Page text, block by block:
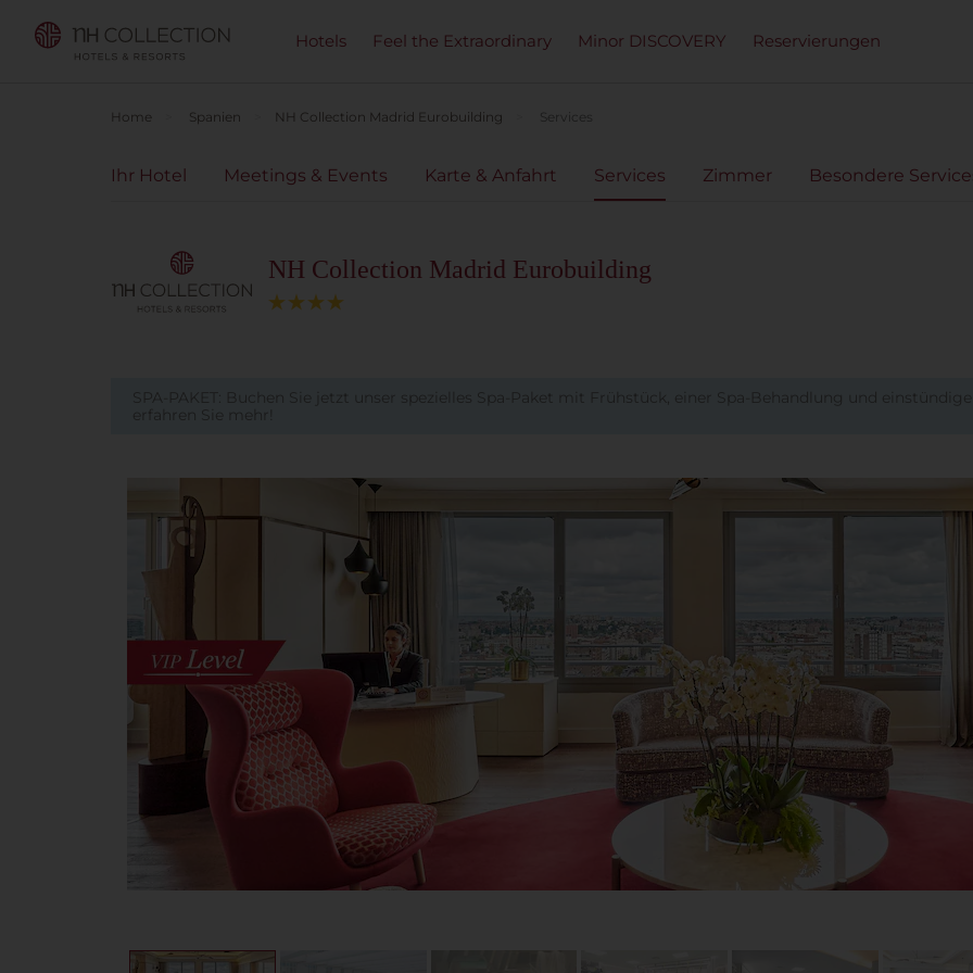
Hotels Feel the Extraordinary Minor DISCOVERY Reservierungen
Home Spanien NH Collection Madrid Eurobuilding Services
Ihr Hotel Meetings & Events Karte & Anfahrt Services Zimmer Besondere
NH Collection Madrid Eurobuilding
SPA-PAKET: Buchen Sie jetzt unser spezielles Spa-Paket mit Frühstück, einer Spa-Behandlung und
erfahren Sie mehr!